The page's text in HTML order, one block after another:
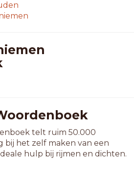
telt ruim 50.000
bij het zelf maken van een
hulp bij rijmen en dichten.